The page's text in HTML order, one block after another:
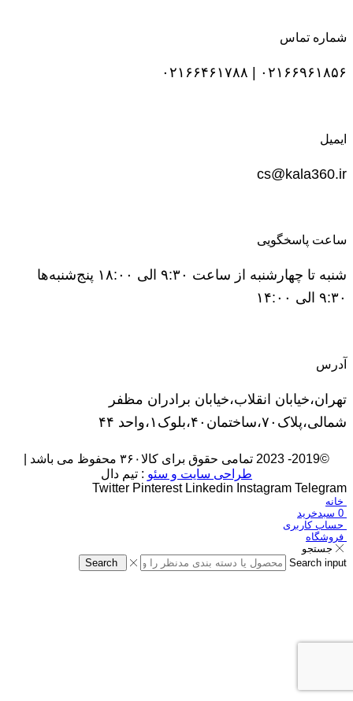
شماره تماس
۰۲۱۶۶۹۶۱۸۵۶ | ۰۲۱۶۶۴۶۱۷۸۸
ایمیل
cs@kala360.ir
ساعت پاسخگویی
شنبه تا چهارشنبه از ساعت ۹:۳۰ الی ۱۸:۰۰ پنج‌شنبه‌ها
۹:۳۰ الی ۱۴:۰۰
آدرس
تهران،خیابان انقلاب،خیابان برادران مظفر
شمالی،پلاک۷۰،ساختمان۴۰،بلوک۱،واحد ۴۴
©2019- 2023 تمامی حقوق برای کالا۳۶۰ محفوظ می باشد |
طراحی سایت و سئو : تیم دال
Twitter Pinterest Linkedin Instagram Telegram
خانه
0 سبدخرید
حساب کاربری
فروشگاه
جستجو
Search input
Search